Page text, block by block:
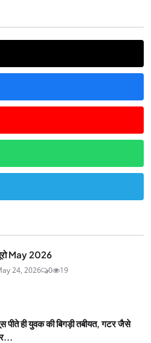
May 2026
24, 2026 0 19
पीते ही युवक की बिगड़ी तबीयत, गटर जैसे